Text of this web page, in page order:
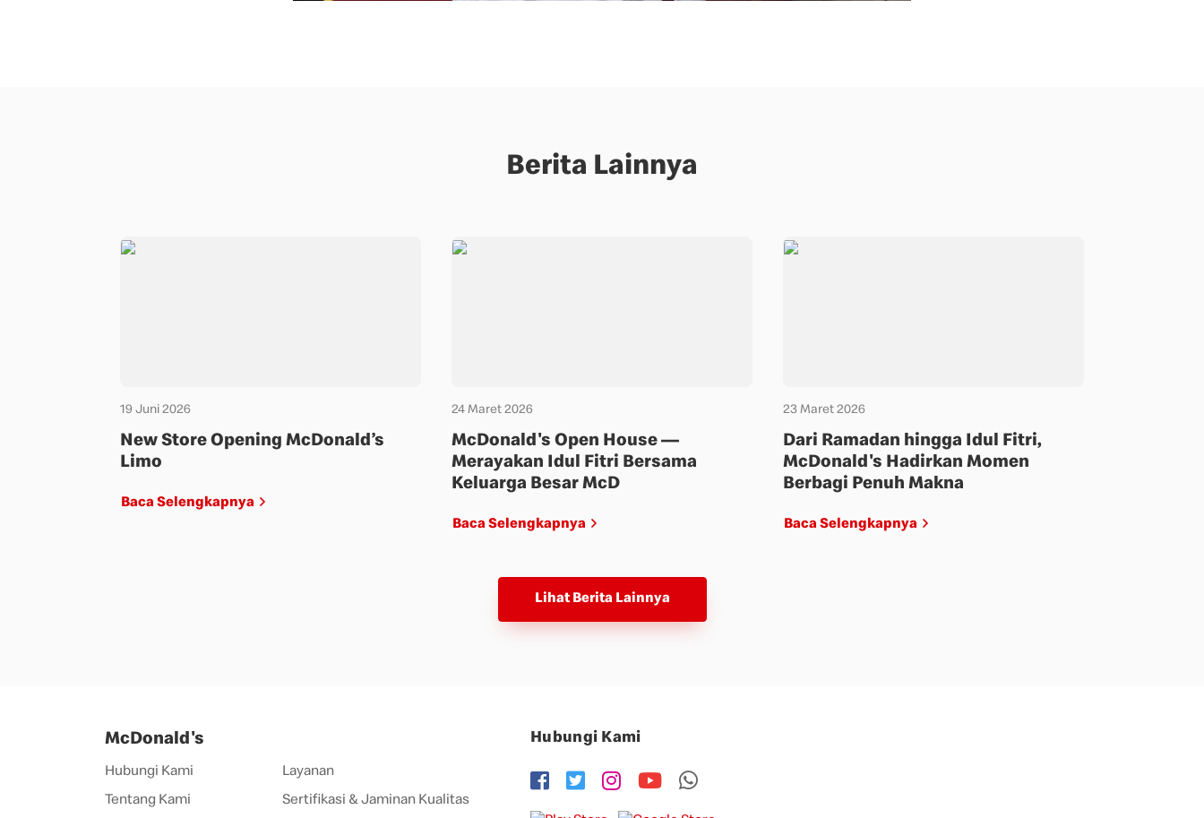
Berita Lainnya
19 Juni 2026
New Store Opening McDonald’s
Limo
Baca Selengkapnya
24 Maret 2026
McDonald's Open House —
Merayakan Idul Fitri Bersama
Keluarga Besar McD
Baca Selengkapnya
23 Maret 2026
Dari Ramadan hingga Idul Fitri,
McDonald's Hadirkan Momen
Berbagi Penuh Makna
Baca Selengkapnya
Lihat Berita Lainnya
McDonald's
Hubungi Kami
Tentang Kami
Layanan
Sertifikasi & Jaminan Kualitas
Hubungi Kami